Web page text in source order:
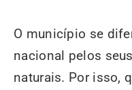
O município se
nacional pelos
naturais. Por isso,